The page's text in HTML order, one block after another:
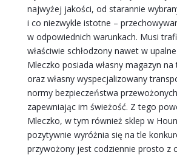
najwyżej jakości, od starannie
i co niezwykle istotne –
w odpowiednich warunkach. Musi
właściwie schłodzony nawet w
Mleczko posiada własny magazyn
oraz własny wyspecjalizowany
normy bezpieczeństwa
zapewniając im świeżość. Z tego
Mleczko, w tym również sklep w
pozytywnie wyróżnia się na tle
przywożony jest codziennie prosto z